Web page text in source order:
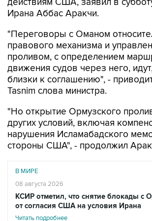
действиям США, заявил в
Ирана Аббас Аракчи.
"Переговоры с Оманом
правового механизма и
проливом, с определением
движения судов через него,
близки к соглашению", -
Tasnim слова министра.
"Но открытие Ормузского
других условий, включая
нарушения Исламабадского
стороны США", - продолжил
В МИРЕ
08 августа 2026
КСИР отметил, что снятие блокады с
от согласия США на условия Ирана
Читать подробнее